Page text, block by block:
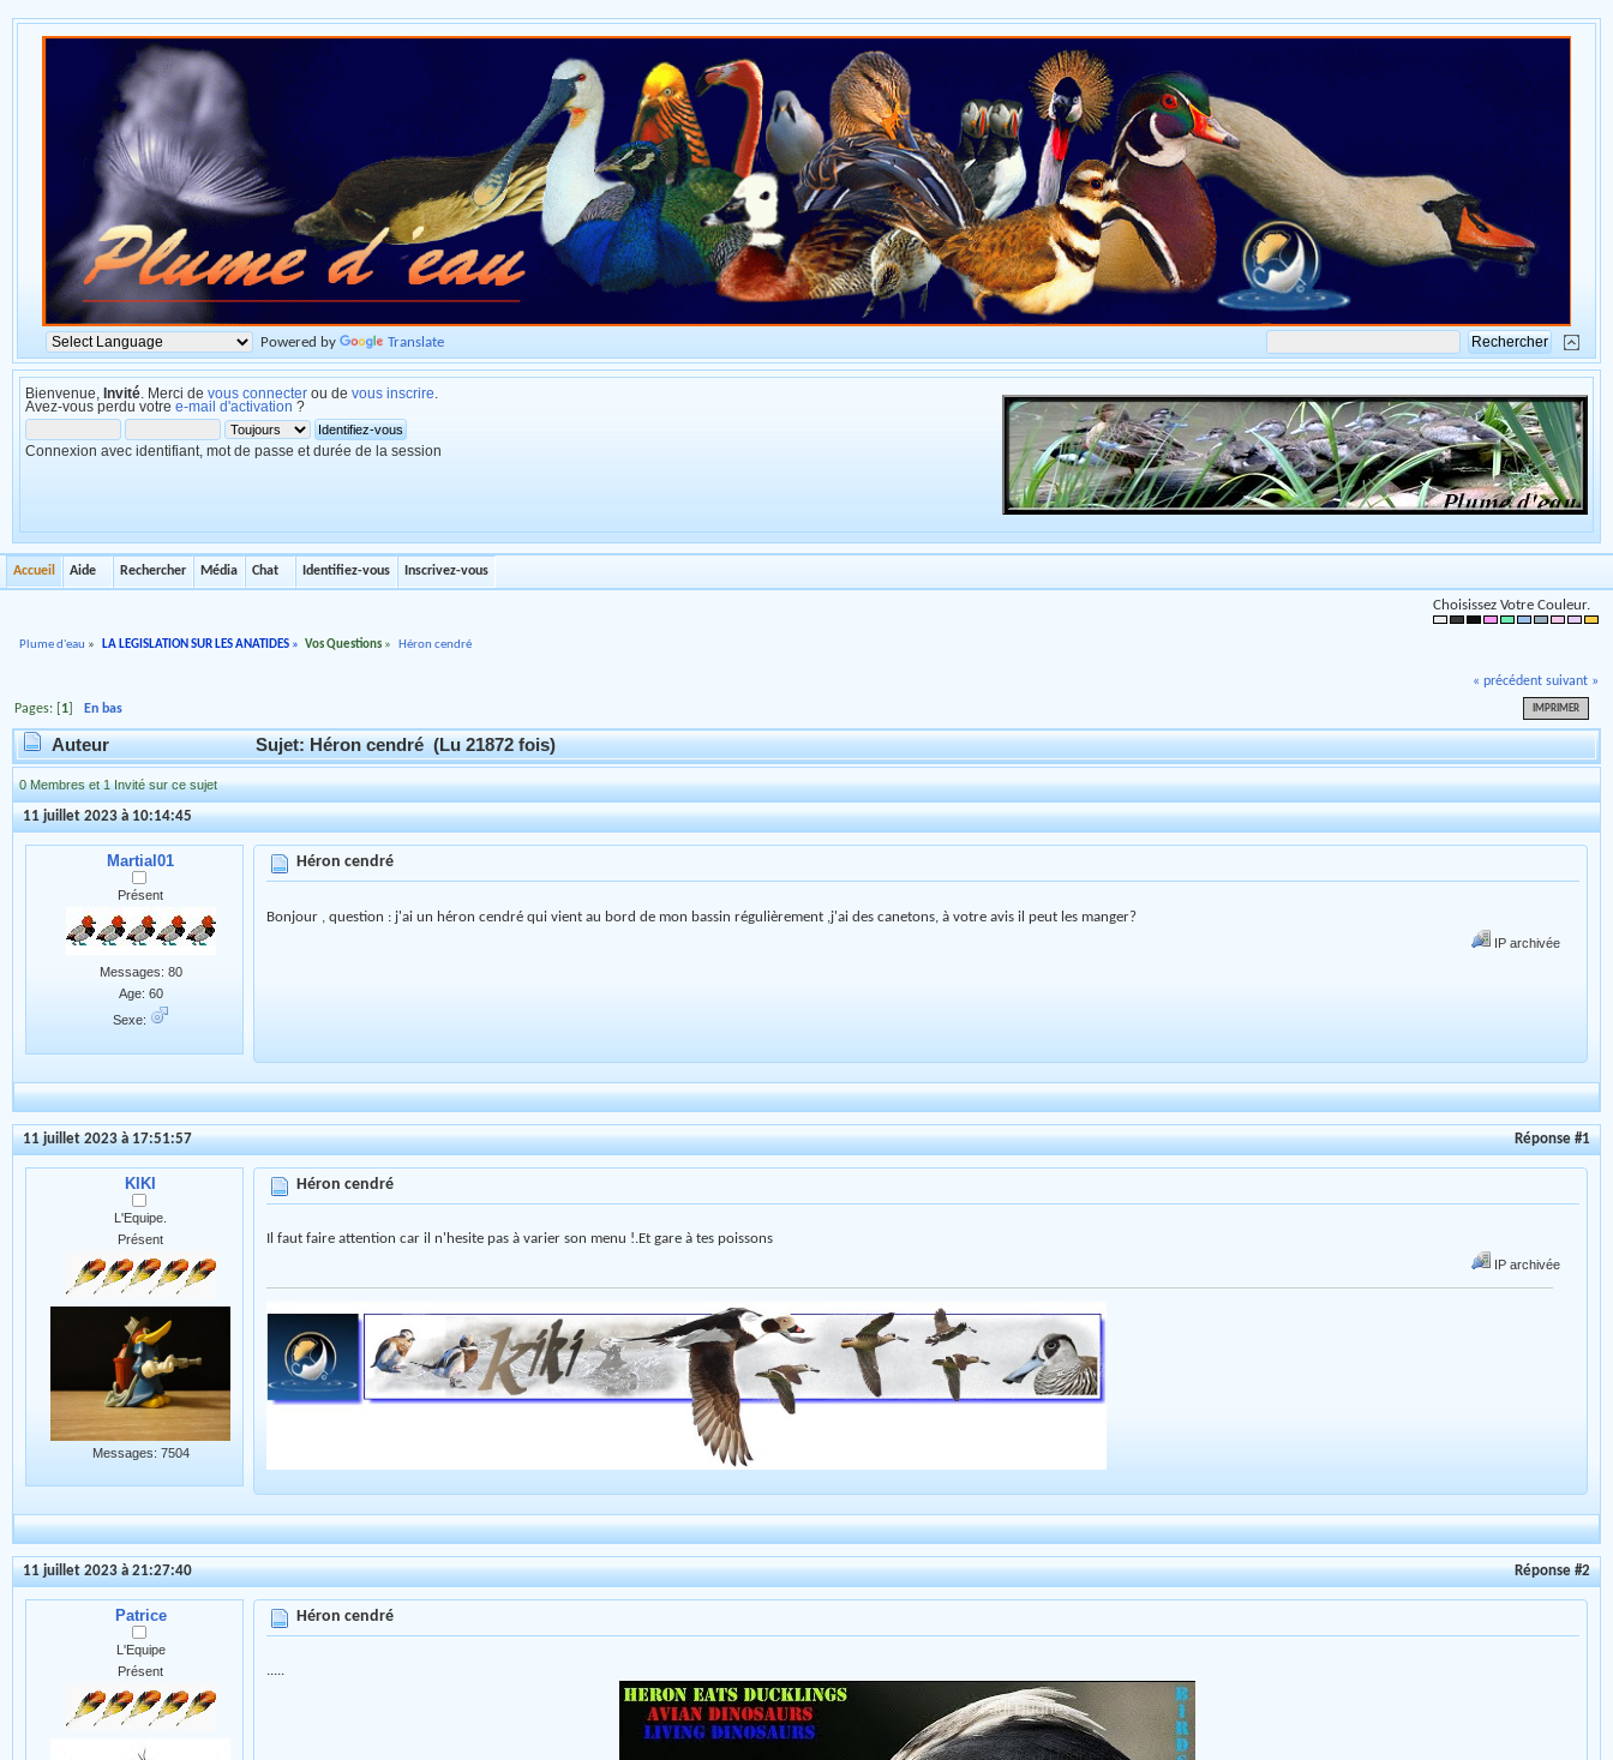
Powered by Translate
Bienvenue, Invité . Merci de vous connecter ou de vous inscrire
Avez-vous perdu votre e-mail d'activation ?
Connexion avec identifiant, mot de passe et durée de la session
Accueil Aide Rechercher Média Chat Identifiez-vous Inscrivez-vous
Choisissez Votre Couleur.
Plume d'eau » LA LEGISLATION SUR LES ANATIDES» Vos Questions » Héron cendré
« précédent suivant »
IMPRIMER
Pages: [ 1 En bas
Auteur Sujet: Héron cendré (Lu 21872 fois)
0 Membres et 1 Invité sur ce sujet
11 juillet 2023 à 10:14:45
Martial01
Présent
Messages: 80
Age: 60
Sexe:
Héron cendré
Bonjour , question : j'ai un héron cendré qui vient au bord de mon bassin régulièrement ,j'ai des canetons, à votre avis il peut les manger?
IP archivée
11 juillet 2023 à 17:51:57 Réponse #1
KIKI
L'Equipe.
Présent
Messages: 7504
Héron cendré
Il faut faire attention car il n'hesite pas à varier son menu !.Et gare à tes poissons
IP archivée
11 juillet 2023 à 21:27:40 Réponse #2
Patrice
L'Equipe
Présent
Héron cendré
.....